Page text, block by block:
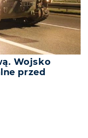
Wojsko
przed